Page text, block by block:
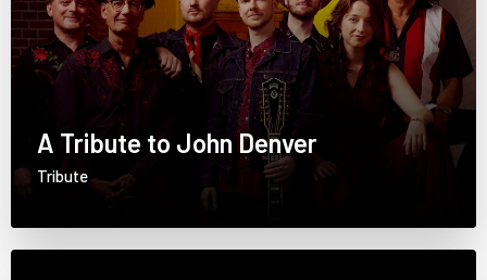
A Tribute to John Denver
Tribute